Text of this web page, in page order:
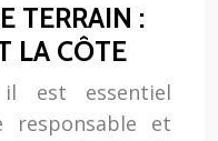
TERRAIN :
LA CÔTE
est essentiel
responsable et